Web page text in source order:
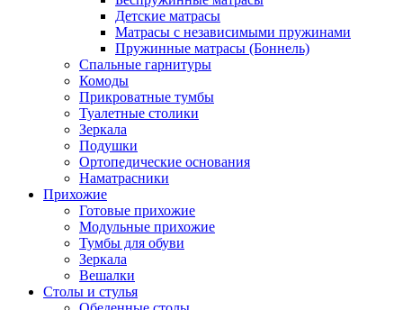
Детские матрасы
Матрасы с независимыми пружинами
Пружинные матрасы (Боннель)
Спальные гарнитуры
Комоды
Прикроватные тумбы
Туалетные столики
Зеркала
Подушки
Ортопедические основания
Наматрасники
Прихожие
Готовые прихожие
Модульные прихожие
Тумбы для обуви
Зеркала
Вешалки
Столы и стулья